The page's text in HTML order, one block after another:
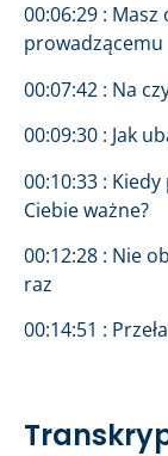
00:06:29 :
prowadzącemu
00:07:42 : Na
00:09:30 : Jak
00:10:33 :
Ciebie ważne?
00:12:28 : Nie
raz
00:14:51 :